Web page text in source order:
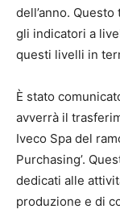
dell’anno.
gli indicatori a
questi livelli in
È stato
avverrà il
Iveco Spa del
Purchasing’.
dedicati alle
produzione e di